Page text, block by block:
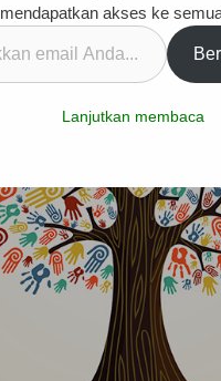
mendapatkan akses ke
Lanjutkan membaca